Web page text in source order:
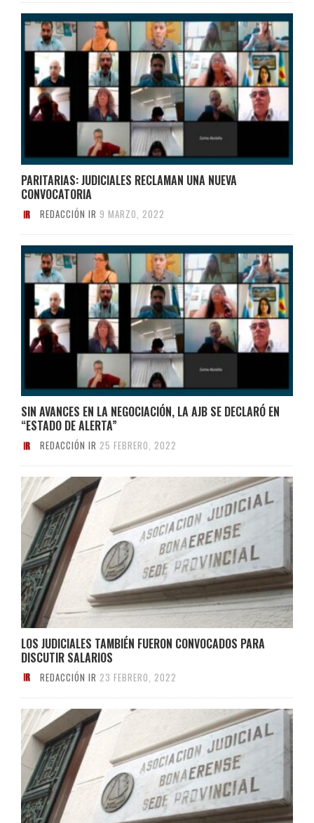
PARITARIAS: JUDICIALES RECLAMAN UNA NUEVA
CONVOCATORIA
REDACCIÓN IR 9 MARZO, 2022
SIN AVANCES EN LA NEGOCIACIÓN, LA AJB SE DECLARÓ EN
“ESTADO DE ALERTA”
REDACCIÓN IR 25 FEBRERO, 2022
LOS JUDICIALES TAMBIÉN FUERON CONVOCADOS PARA
DISCUTIR SALARIOS
REDACCIÓN IR 23 FEBRERO, 2022